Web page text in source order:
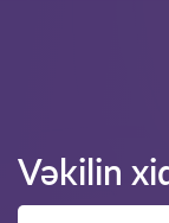
Vəkilin